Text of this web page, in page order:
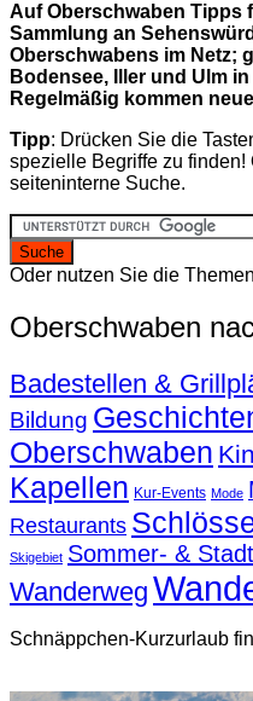
Auf Oberschwaben Tipps
Sammlung an
Oberschwabens im Netz;
Bodensee, Iller und Ulm
Regelmäßig kommen
Tipp: Drücken Sie die
spezielle Begriffe zu finden!
seiteninterne Suche.
Oder nutzen Sie die
Oberschwaben
Badestellen &
Bildung
Oberschwaben
Kapellen Kur-Events Mode
Restaurants
Skigebiet Sommer- &
Wanderweg
Schnäppchen-Kurzurlaub